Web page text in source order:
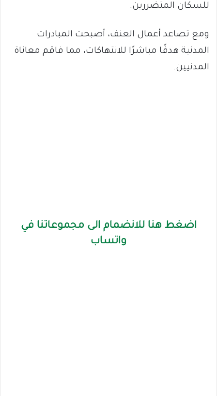
للسكان المتضررين.
ومع تصاعد أعمال العنف، أصبحت المبادرات
المدنية هدفًا مباشرًا للانتهاكات، مما فاقم معاناة
المدنيين.
اضغط هنا للانضمام الى مجموعاتنا في
واتساب